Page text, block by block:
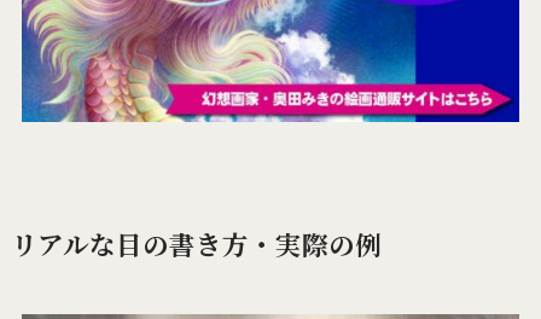
リアルな目の書き方・実際の例